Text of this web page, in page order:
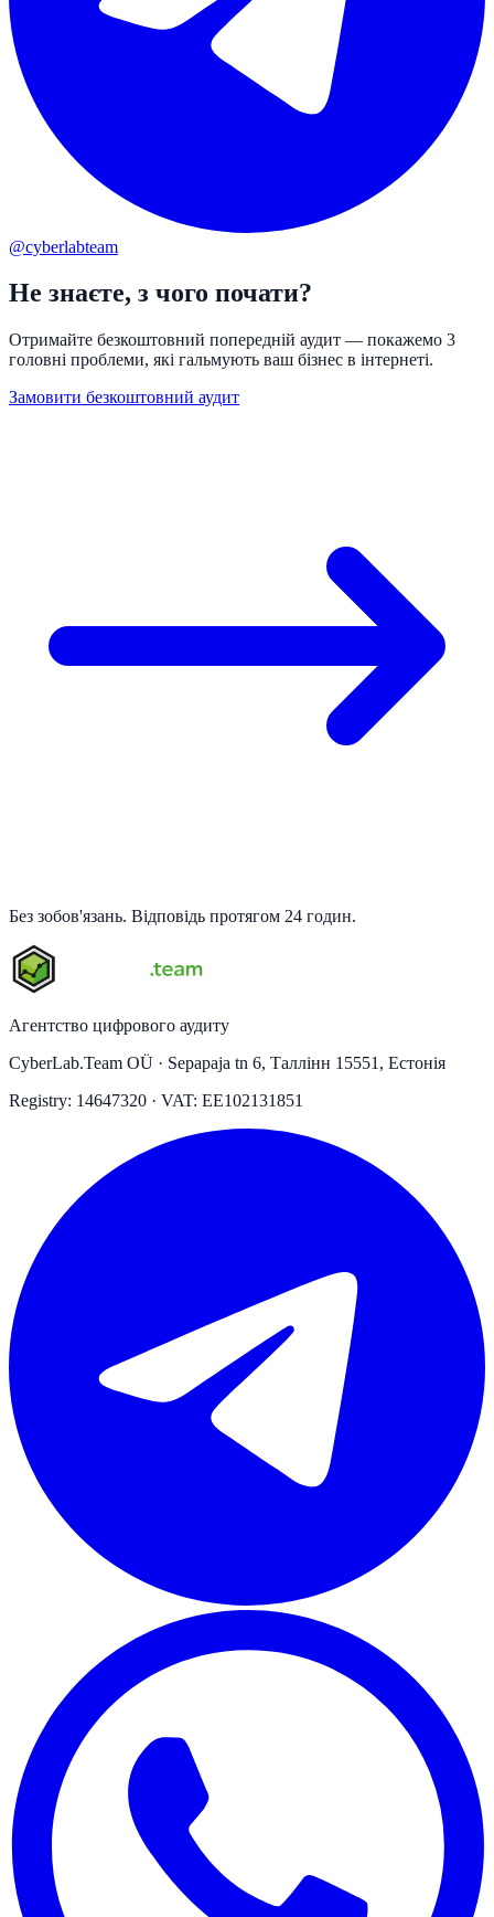
@cyberlabteam
Не знаєте, з чого почати?
Отримайте безкоштовний попередній аудит — покажемо 3
головні проблеми, які гальмують ваш бізнес в інтернеті.
Замовити безкоштовний аудит
Без зобов'язань. Відповідь протягом 24 годин.
Агентство цифрового аудиту
CyberLab.Team OÜ · Sepapaja tn 6, Таллінн 15551, Естонія
Registry: 14647320 · VAT: EE102131851